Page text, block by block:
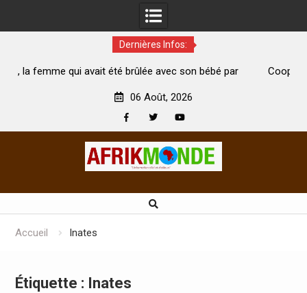
Dernières Infos:
avait été brûlée avec son bébé par
Coopération: Le
06 Août, 2026
Accueil Inates
Étiquette : Inates